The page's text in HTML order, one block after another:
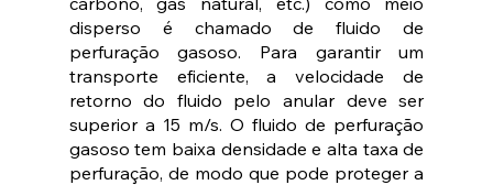
disperso é chamado de fluido de
perfuração gasoso. Para garantir um
transporte eficiente, a velocidade de
retorno do fluido pelo anular deve ser
superior a 15 m/s. O fluido de perfuração
gasoso tem baixa densidade e alta taxa de
perfuração, de modo que pode proteger a